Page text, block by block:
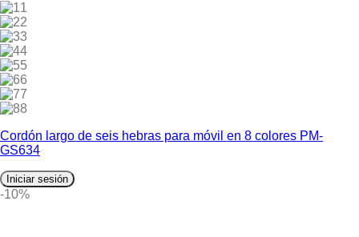
1
2
3
4
5
6
7
8
Cordón largo de seis hebras para móvil en 8 colores PM-
GS634
Iniciar sesión
-10%